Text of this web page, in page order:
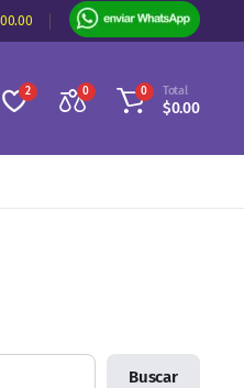
2 0 0 Total
$0.00
Buscar